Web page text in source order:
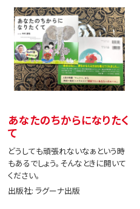
あなたのちからになりたく
て
どうしても頑張れないなぁという時
もあるでしょう。そんなときに開いて
ください。
出版社: ラグーナ出版